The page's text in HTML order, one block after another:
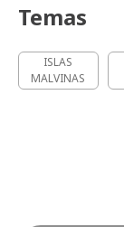
Temas
ISLAS
MALVINAS